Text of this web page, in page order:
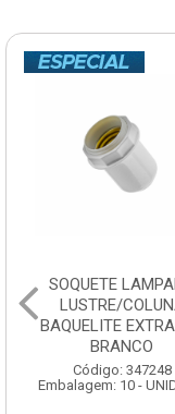
SOQUETE
LUSTRE/
BAQUELITE
BRANCO
Código: 347248
Embalagem: 10 -